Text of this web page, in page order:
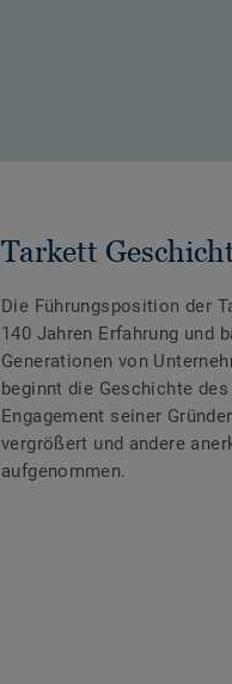
Tarkett
Die Führungsposition der
140 Jahren Erfahrung und
Generationen von
beginnt die Geschichte
Engagement seiner
vergrößert und andere
aufgenommen.